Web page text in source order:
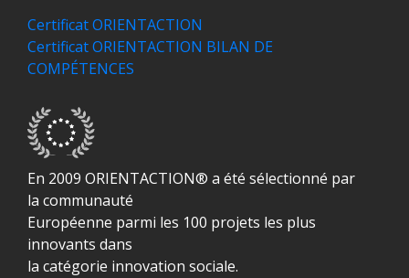
Certificat ORIENTACTION
Certificat ORIENTACTION BILAN DE
COMPÉTENCES
En 2009 ORIENTACTION® a été sélectionné par
la communauté
Européenne parmi les 100 projets les plus
innovants dans
la catégorie innovation sociale.